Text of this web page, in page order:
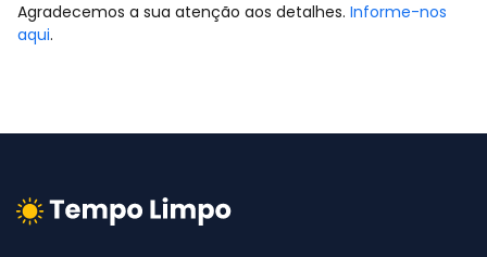
Agradecemos a sua atenção aos detalhes. Informe-nos
aqui.